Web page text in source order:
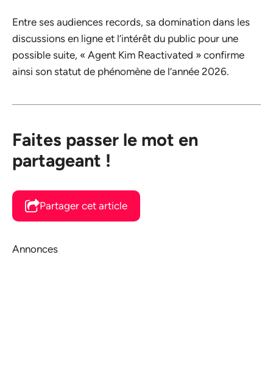
Entre ses audiences records, sa domination dans les
discussions en ligne et l’intérêt du public pour une
possible suite, « Agent Kim Reactivated » confirme
ainsi son statut de phénomène de l’année 2026.
Faites passer le mot en
partageant !
Partager cet article
Annonces